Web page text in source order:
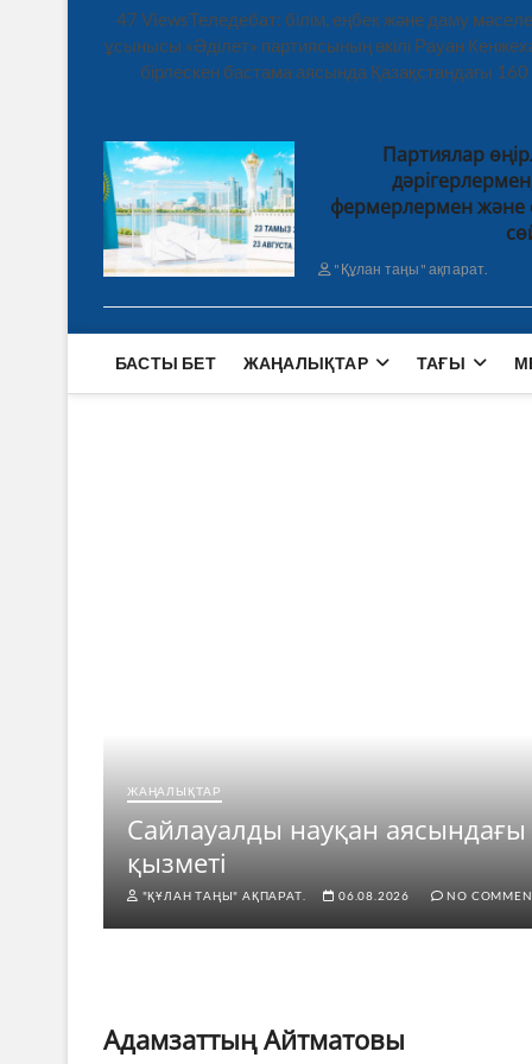
47 ViewsТеледебат: білім, еңбек және даму
ұсынысы «Әділет» партиясының өкілі Рауан
бірлескен бастама аясында Қазақстандағы
Партиялар
фермерлермен және
"Құлан таңы" ақпарат.
БАСТЫ БЕТ ЖАҢАЛЫҚТАР ТАҒЫ
ЖАҢАЛЫҚТАР
Сайлауалды науқан
қызметі
"ҚҰЛАН ТАҢЫ" АҚПАРАТ. 06.08.2026 NO
Адамзаттың Айтматовы